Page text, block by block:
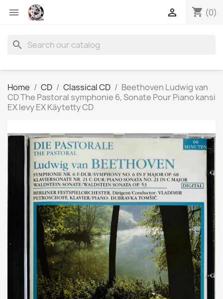
 shopping_cart (0)

search
Home CD Classical CD
Beethoven Ludwig van
CD The Pastoral symphonie 6, Sonate Pour Piano kansi
EX levy EX Käytetty CD